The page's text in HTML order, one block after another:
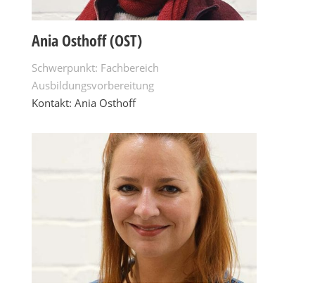
Ania Osthoff (OST)
Schwerpunkt: Fachbereich
Ausbildungsvorbereitung
Kontakt: Ania Osthoff